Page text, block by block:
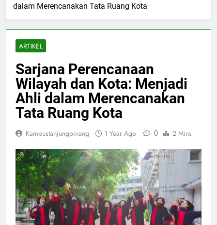
dalam Merencanakan Tata Ruang Kota
ARTIKEL
Sarjana Perencanaan
Wilayah dan Kota: Menjadi
Ahli dalam Merencanakan
Tata Ruang Kota
Kampustanjungpinang 1 Year Ago 0 2 Mins